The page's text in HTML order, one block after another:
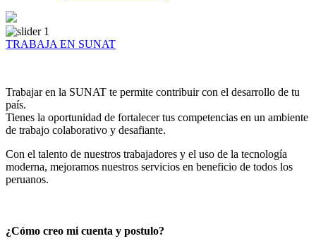
TRABAJA EN SUNAT
Trabajar en la SUNAT te permite contribuir con el desarrollo de tu
país.
Tienes la oportunidad de fortalecer tus competencias en un ambiente
de trabajo colaborativo y desafiante.
Con el talento de nuestros trabajadores y el uso de la tecnología
moderna, mejoramos nuestros servicios en beneficio de todos los
peruanos.
¿Cómo creo mi cuenta y postulo?